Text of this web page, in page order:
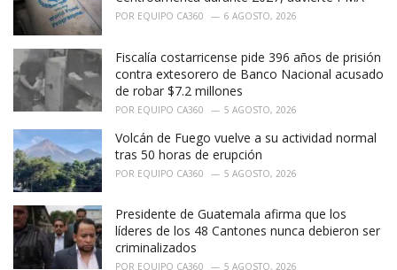
POR EQUIPO CA360 6 AGOSTO, 2026
Fiscalía costarricense pide 396 años de prisión
contra extesorero de Banco Nacional acusado
de robar $7.2 millones
POR EQUIPO CA360 5 AGOSTO, 2026
Volcán de Fuego vuelve a su actividad normal
tras 50 horas de erupción
POR EQUIPO CA360 5 AGOSTO, 2026
Presidente de Guatemala afirma que los
líderes de los 48 Cantones nunca debieron ser
criminalizados
POR EQUIPO CA360 5 AGOSTO, 2026